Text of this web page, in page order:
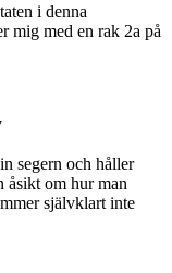
i denna
mig med en rak 2a på
segern och håller
åsikt om hur man
självklart inte